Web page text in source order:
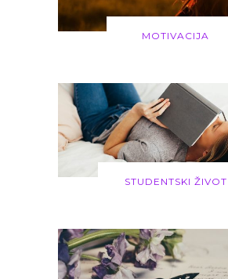
MOTIVACIJA
STUDENTSKI ŽIVOT